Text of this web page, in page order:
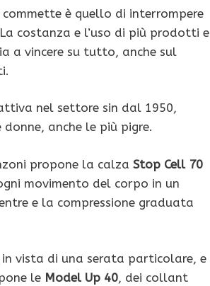
è quello di interrompere
costanza e l’uso di più prodotti e
a vincere su tutto, anche sul
nel settore sin dal 1950,
anche le più pigre.
propone la calza Stop Cell 70
movimento del corpo in un
e la compressione graduata
vista di una serata particolare, e
le Model Up 40, dei collant